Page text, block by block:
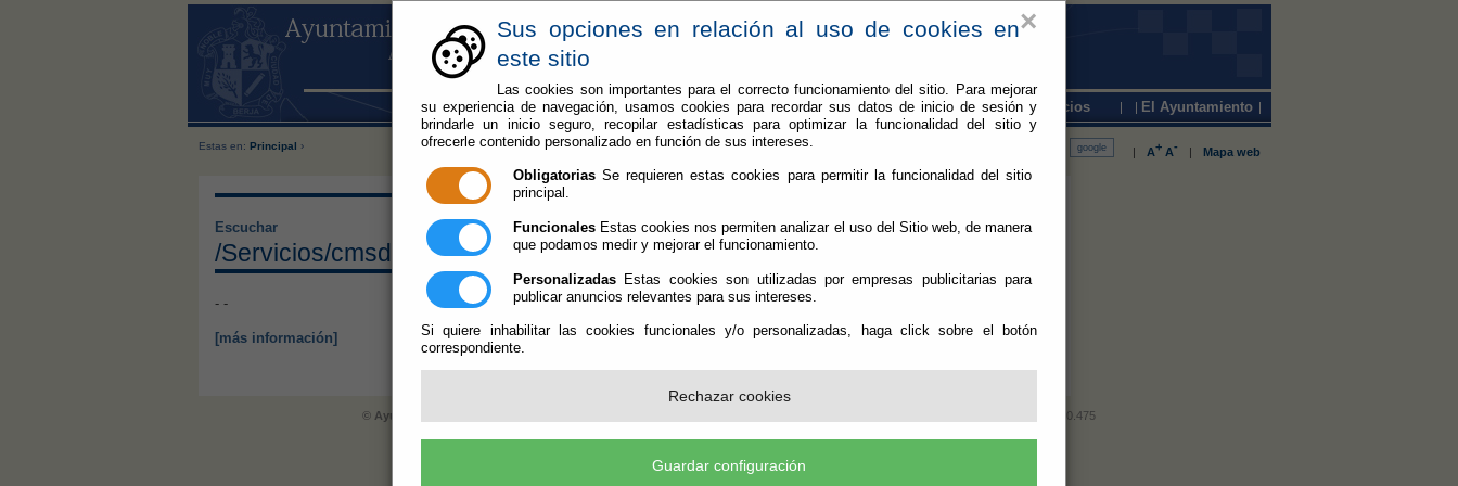
×
Sus opciones en relación al uso de cookies en
este sitio
Las cookies son importantes para el correcto funcionamiento del sitio. Para mejorar
su experiencia de navegación, usamos cookies para recordar sus datos de inicio de sesión y
brindarle un inicio seguro, recopilar estadísticas para optimizar la funcionalidad del sitio y
ofrecerle contenido personalizado en función de sus intereses.
Obligatorias Se requieren estas cookies para permitir la funcionalidad del sitio
principal.
Funcionales Estas cookies nos permiten analizar el uso del Sitio web, de manera
que podamos medir y mejorar el funcionamiento.
Personalizadas Estas cookies son utilizadas por empresas publicitarias para
publicar anuncios relevantes para sus intereses.
Si quiere inhabilitar las cookies funcionales y/o personalizadas, haga click sobre el botón
correspondiente.
Rechazar cookies
Guardar configuración
Vive en Berja Conoce Berja Servicios El Ayuntamiento
Estas en: Principal › | A+ A- | Mapa web
Escuchar
/Servicios/cmsdipro/index.nsf/blank.png
- -
Publicado:
[más información]
© Ayuntamiento de Berja (CIF: P-0402900-E)
- Plaza de la Constitución, 1 - 04760 Berja (Almería) - Teléf.: 950.490.007 Fax: 950.490.475